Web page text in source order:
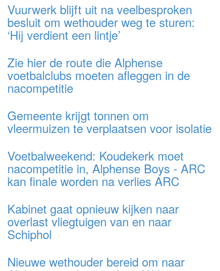
Vuurwerk blijft uit na veelbesproken
besluit om wethouder weg te sturen:
‘Hij verdient een lintje’
Zie hier de route die Alphense
voetbalclubs moeten afleggen in de
nacompetitie
Gemeente krijgt tonnen om
vleermuizen te verplaatsen voor isolatie
Voetbalweekend: Koudekerk moet
nacompetitie in, Alphense Boys - ARC
kan finale worden na verlies ARC
Kabinet gaat opnieuw kijken naar
overlast vliegtuigen van en naar
Schiphol
Nieuwe wethouder bereid om naar